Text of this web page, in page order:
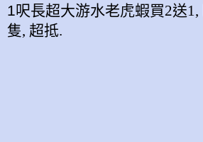
1呎長超大游水老虎蝦買2送1,
隻, 超抵.